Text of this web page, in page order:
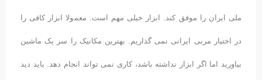
ملی ایران را موفق کند. ابزار خیلی مهم است. معمولا ابزار کافی را
در اختیار مربی ایرانی نمی گذاریم. بهترین مکانیک را سر یک ماشین
بیاورید اما اگر ابزار نداشته باشد، کاری نمی تواند انجام دهد. باید دید